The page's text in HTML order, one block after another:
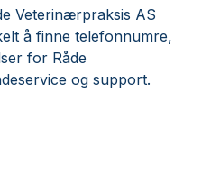
Veterinærpraksis AS
å finne telefonnumre,
for Råde
og support.